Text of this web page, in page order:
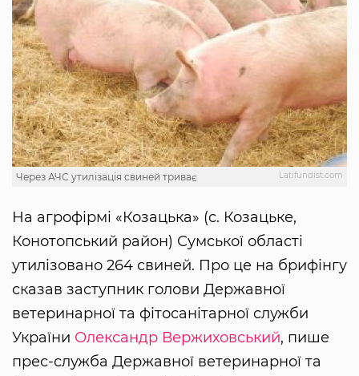
Latifundist.com
Через АЧС утилізація свиней триває
На агрофірмі «Козацька» (с. Козацьке,
Конотопський район) Сумської області
утилізовано 264 свиней. Про це на брифінгу
сказав заступник голови Державної
ветеринарної та фітосанітарної служби
України Олександр Вержиховський, пише
прес-служба Державної ветеринарної та